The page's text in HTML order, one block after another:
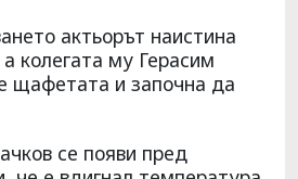
актьорът наистина
колегата му Герасим
щафетата и започна да
се появи пред